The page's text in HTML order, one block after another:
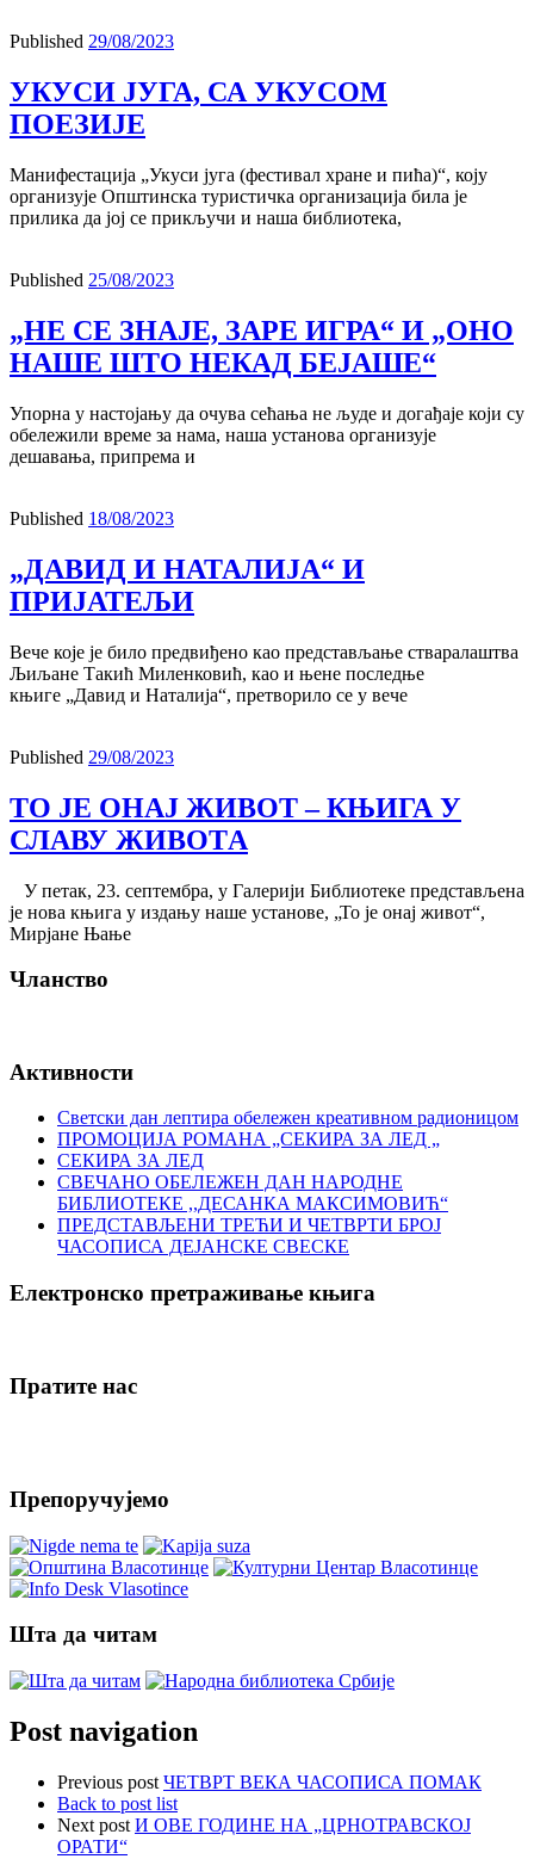
Published 29/08/2023
УКУСИ ЈУГА, СА УКУСОМ
ПОЕЗИЈЕ
Манифестација „Укуси југа (фестивал хране и пића)“, коју
организује Општинска туристичка организација била је
прилика да јој се прикључи и наша библиотека,
Published 25/08/2023
„НЕ СЕ ЗНАЈЕ, ЗАРЕ ИГРА“ И „ОНО
НАШЕ ШТО НЕКАД БЕЈАШЕ“
Упорна у настојању да очува сећања не људе и догађаје који су
обележили време за нама, наша установа организује
дешавања, припрема и
Published 18/08/2023
„ДАВИД И НАТАЛИЈА“ И
ПРИЈАТЕЉИ
Вече које је било предвиђено као представљање стваралаштва
Љиљане Такић Миленковић, као и њене последње
књиге „Давид и Наталија“, претворило се у вече
Published 29/08/2023
ТО ЈЕ ОНАЈ ЖИВОТ – КЊИГА У
СЛАВУ ЖИВОТA
У петак, 23. септембра, у Галерији Библиотеке представљена
је нова књига у издању наше установе, „То је онај живот“,
Мирјане Њање
Чланство
Активности
Светски дан лептира обележен креативном радионицом
ПРОМОЦИЈА РОМАНА „СЕКИРА ЗА ЛЕД „
СЕКИРА ЗА ЛЕД
СВЕЧАНО ОБЕЛЕЖЕН ДАН НАРОДНЕ
БИБЛИОТЕКЕ ,,ДЕСАНКА МАКСИМОВИЋ“
ПРЕДСТАВЉЕНИ ТРЕЋИ И ЧЕТВРТИ БРОЈ
ЧАСОПИСА ДЕЈАНСКЕ СВЕСКЕ
Електронско претраживање књига
Пратите нас
Препоручујемо
Шта да читам
Post navigation
Previous post ЧЕТВРТ ВЕКА ЧАСОПИСА ПОМАК
Back to post list
Next post И ОВЕ ГОДИНЕ НА „ЦРНОТРАВСКОЈ
ОРАТИ“